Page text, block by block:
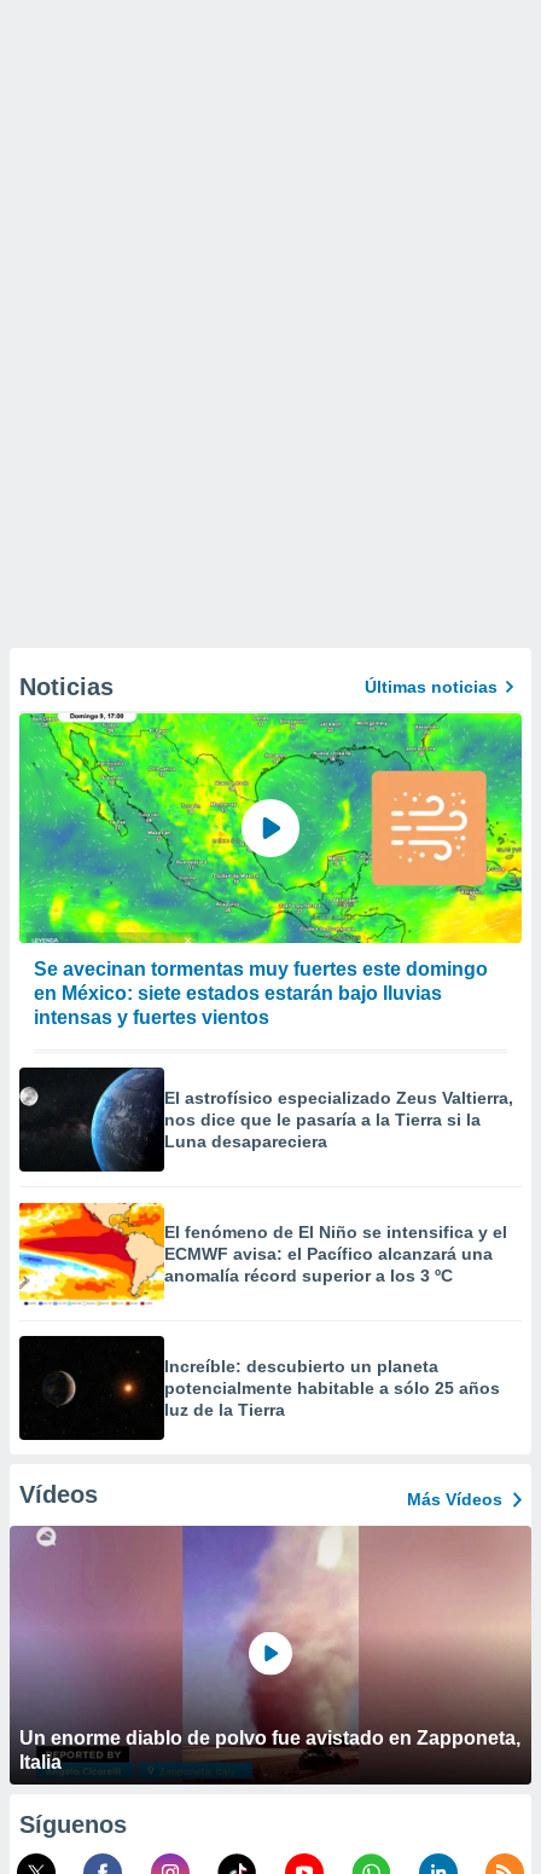
Noticias Últimas noticias
Se avecinan tormentas muy fuertes este domingo
en México: siete estados estarán bajo lluvias
intensas y fuertes vientos
El astrofísico especializado Zeus Valtierra,
nos dice que le pasaría a la Tierra si la
Luna desapareciera
El fenómeno de El Niño se intensifica y el
ECMWF avisa: el Pacífico alcanzará una
anomalía récord superior a los 3 ºC
Increíble: descubierto un planeta
potencialmente habitable a sólo 25 años
luz de la Tierra
Vídeos Más Vídeos
Un enorme diablo de polvo fue avistado en Zapponeta,
Italia
Síguenos